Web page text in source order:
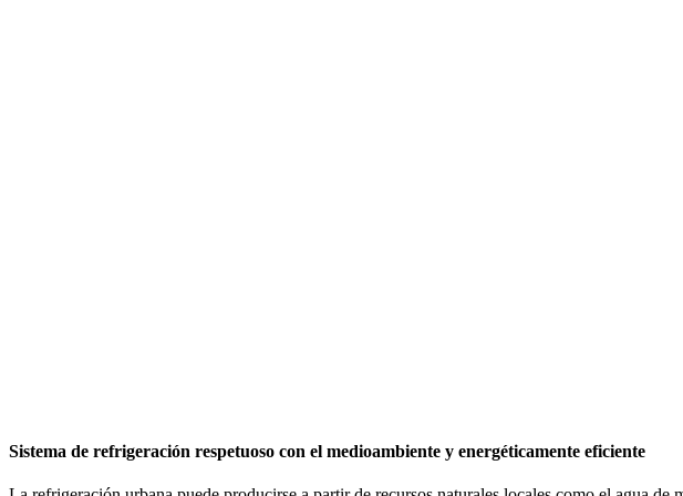
Sistema de refrigeración respetuoso con el medioambiente y energéticamente eficiente